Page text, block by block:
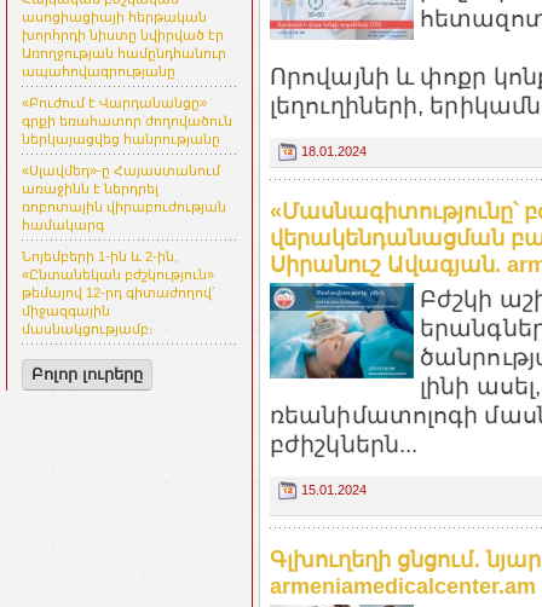
ասոցիացիայի հերթական
խորհրդի նիստը նվիրված էր
Առողջության համընդհանուր
ապահովագրությանը
«Բուժում է Վարդանանցը»
գրքի եռահատոր ժողովածուն
ներկայացվեց հանրությանը
«Սլավմեդ»-ը Հայաստանում
առաջինն է ներդրել
ռոբոտային վիրաբուժության
համակարգ
Նոյեմբերի 1-ին և 2-ին,
«Ընտանեկան բժշկություն»
թեմայով 12-րդ գիտաժողով՝
միջազգային
մասնակցությամբ։
Բոլոր լուրերը
Որովայնի և փոքր
լեղուղիների,
18.01.2024
«Մասնագիտությունը՝
վերակենդանացման
Սիրանուշ Ավագյան.
Բժշկի
լինի
ռեանիմատոլոգի
բժիշկներն...
15.01.2024
Գլխուղեղի ցնցում․
armeniamedicalcenter.am